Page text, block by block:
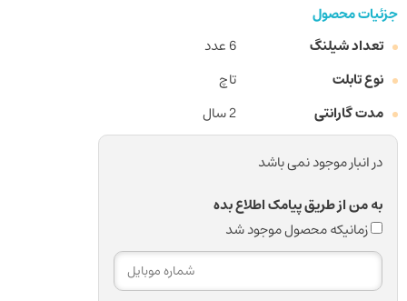
جزئیات محصول
تعداد شیلنگ
6 عدد
نوع تابلت
تاچ
مدت گارانتی
2 سال
در انبار موجود نمی باشد
به من از طریق پیامک اطلاع بده
زمانیکه محصول موجود شد